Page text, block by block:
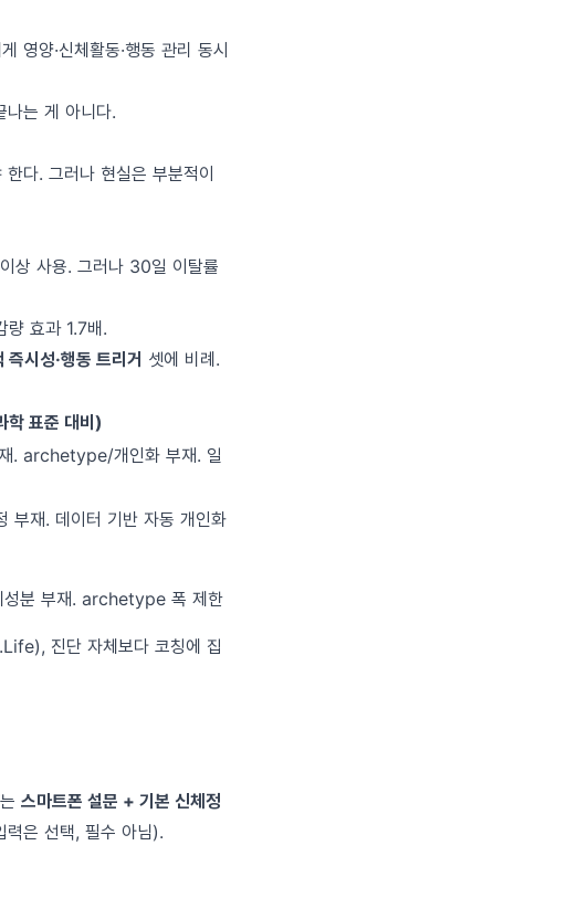
영양·신체활동·행동 관리 동시
나는 게 아니다.
다. 그러나 현실은 부분적이
상 사용. 그러나 30일 이탈률
효과 1.7배.
즉시성·행동 트리거 셋에 비례.
학 표준 대비)
. archetype/개인화 부재. 일
부재. 데이터 기반 자동 개인화
분 부재. archetype 폭 제한
진단 자체보다 코칭에 집
스마트폰 설문 + 기본 신체정
력은 선택, 필수 아님).